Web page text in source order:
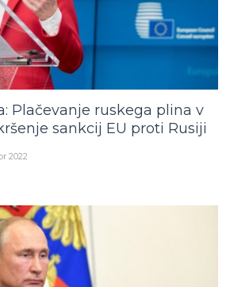
Plačevanje ruskega plina v
sankcij EU proti Rusiji
2022